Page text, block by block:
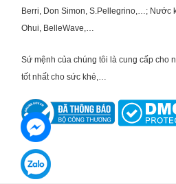
Berri, Don Simon, S.Pellegrino,…; Nước
Ohui, BelleWave,…
Sứ mệnh của chúng tôi là cung cấp cho
tốt nhất cho sức khẻ,…